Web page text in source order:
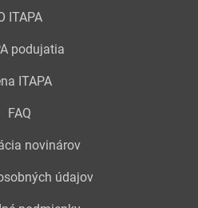
ITAPA
podujatia
ITAPA
FAQ
novinárov
údajov